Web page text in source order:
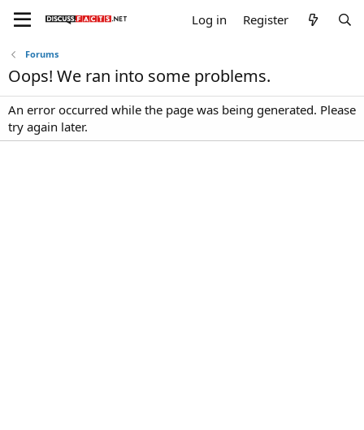
Log in Register
Forums
Oops! We ran into some problems.
An error occurred while the page was being generated. Please
try again later.